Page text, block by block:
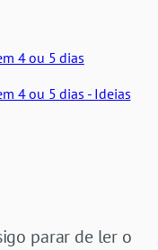
4 ou 5 dias
4 ou 5 dias - Ideias
parar de ler o